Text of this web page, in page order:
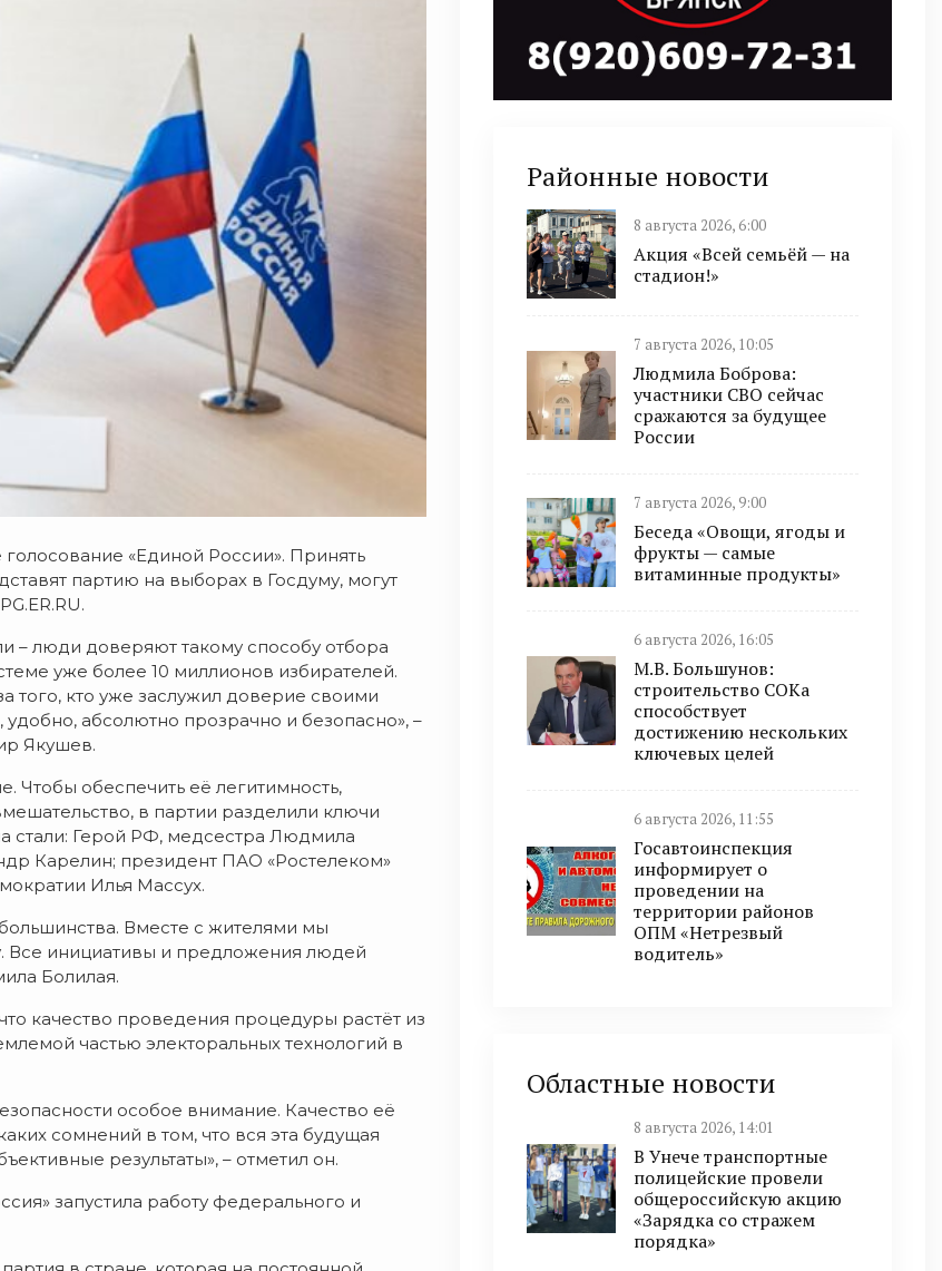
«Единой России». Принять
партию на выборах в Госдуму, могут
– люди доверяют такому способу отбора
уже более 10 миллионов избирателей.
того, кто уже заслужил доверие своими
абсолютно прозрачно и безопасно», –
Якушев.
Чтобы обеспечить её легитимность,
в партии разделили ключи
стали: Герой РФ, медсестра Людмила
Карелин; президент ПАО «Ростелеком»
Илья Массух.
Вместе с жителями мы
Все инициативы и предложения людей
Болилая.
качество проведения процедуры растёт из
частью электоральных технологий в
особое внимание. Качество её
сомнений в том, что вся эта будущая
результаты», – отметил он.
запустила работу федерального и
Районные новости
8 августа 2026, 6:00
Акция «Всей семьёй — на
стадион!»
7 августа 2026, 10:05
Людмила Боброва:
участники СВО сейчас
сражаются за будущее
России
7 августа 2026, 9:00
Беседа «Овощи, ягоды и
фрукты — самые
витаминные продукты»
6 августа 2026, 16:05
М.В. Большунов:
строительство СОКа
способствует
достижению нескольких
ключевых целей
6 августа 2026, 11:55
Госавтоинспекция
информирует о
проведении на
территории районов
ОПМ «Нетрезвый
водитель»
Областные новости
8 августа 2026, 14:01
В Унече транспортные
полицейские провели
общероссийскую акцию
«Зарядка со стражем
порядка»